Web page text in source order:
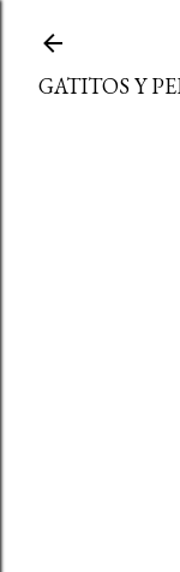
GATITOS Y